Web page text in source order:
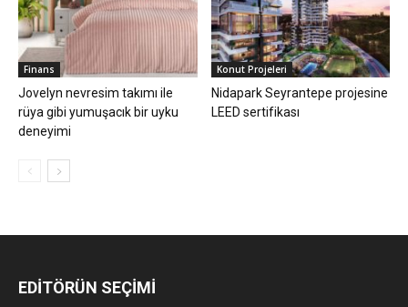
Finans
Jovelyn nevresim takımı ile
rüya gibi yumuşacık bir uyku
deneyimi
Konut Projeleri
Nidapark Seyrantepe projesine
LEED sertifikası
EDİTÖRÜN SEÇİMİ